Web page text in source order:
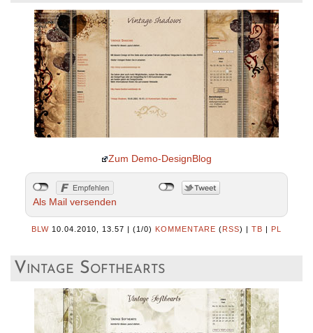
Zum Demo-DesignBlog
Als Mail versenden
BLW 10.04.2010, 13.57 | (1/0) KOMMENTARE (RSS) | TB | PL
Vintage Softhearts